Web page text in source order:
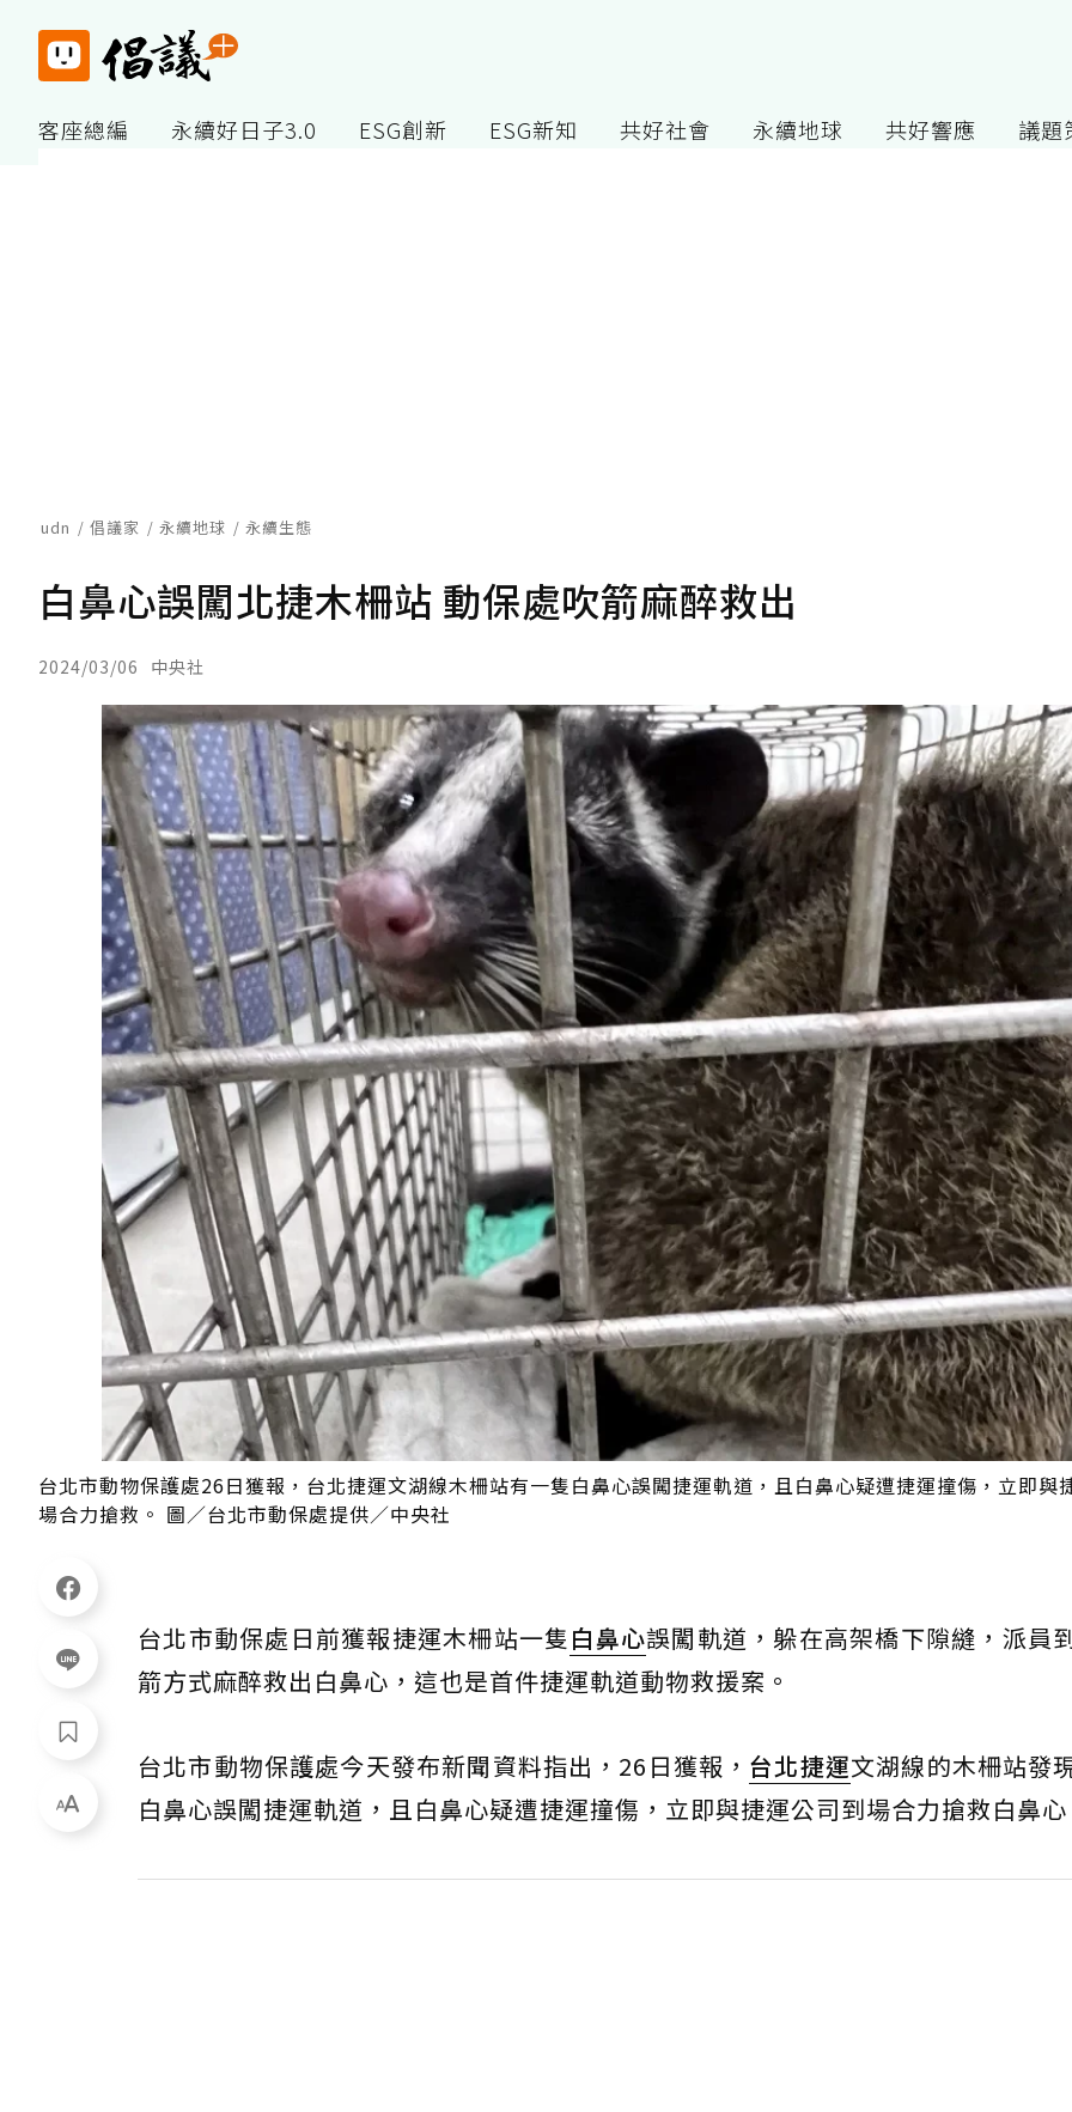
客座總編 永續好日子3.0 ESG創新 ESG新知 共好社會 永續地球 共好響應 議題
udn 倡議家 永續地球 永續生態
白鼻心誤闖北捷木柵站 動保處吹箭麻醉救出
2024/03/06 中央社
台北市動物保護處26日獲報，台北捷運文湖線木柵站有一隻白鼻心誤闖捷運軌道，且白鼻心疑遭捷運撞傷，立即與
場合力搶救。 圖／台北市動保處提供／中央社
台北市動保處日前獲報捷運木柵站一隻白鼻心誤闖軌道，躲在高架橋下隙縫，派員
箭方式麻醉救出白鼻心，這也是首件捷運軌道動物救援案。
台北市動物保護處今天發布新聞資料指出，26日獲報， 台北捷運文湖線的木柵站發
白鼻心誤闖捷運軌道，且白鼻心疑遭捷運撞傷，立即與捷運公司到場合力搶救白鼻心